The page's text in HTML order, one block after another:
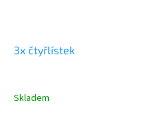
3x čtyřlístek
Skladem